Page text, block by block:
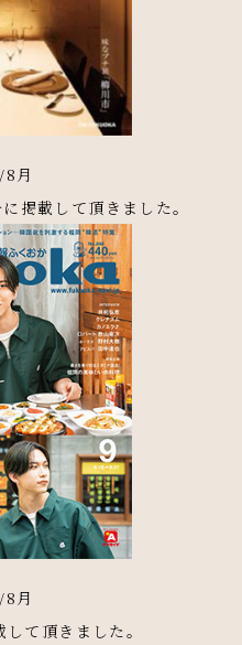
月
掲載して頂きました。
月
て頂きました。